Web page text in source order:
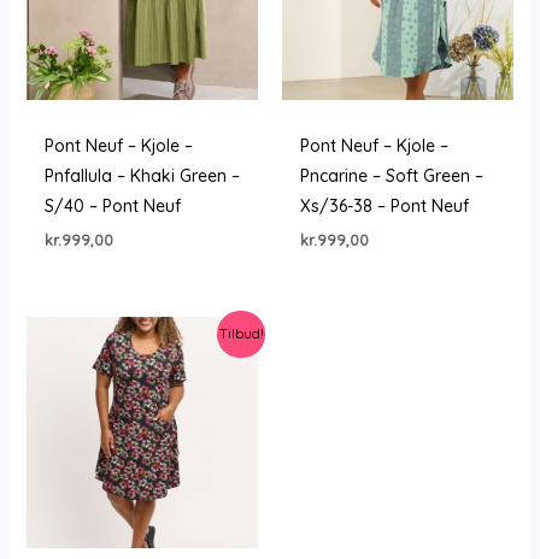
Pont Neuf – Kjole –
Pnfallula – Khaki Green –
S/40 – Pont Neuf
kr.999,00
Pont Neuf – Kjole –
Pncarine – Soft Green –
Xs/36-38 – Pont Neuf
kr.999,00
Tilbud!